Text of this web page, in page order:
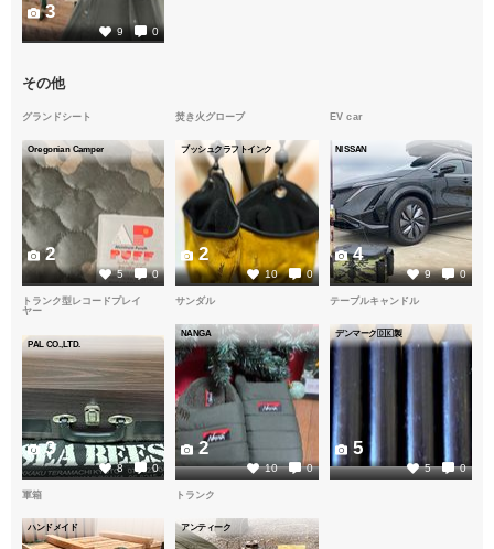
9 0
3
その他
グランドシート
Oregonian Camper
5 0
2
焚き火グローブ
ブッシュクラフトインク
10 0
2
EV car
NISSAN
9 0
4
トランク型レコードプレイ
ヤー
PAL CO.,LTD.
8 0
3
サンダル
NANGA
10 0
2
テーブルキャンドル
デンマーク🇩🇰製
5 0
5
軍箱
ハンドメイド
トランク
アンティーク